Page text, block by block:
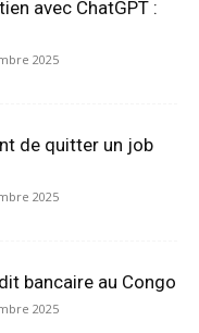
avec ChatGPT :
2025
de quitter un job
2025
bancaire au Congo
2025